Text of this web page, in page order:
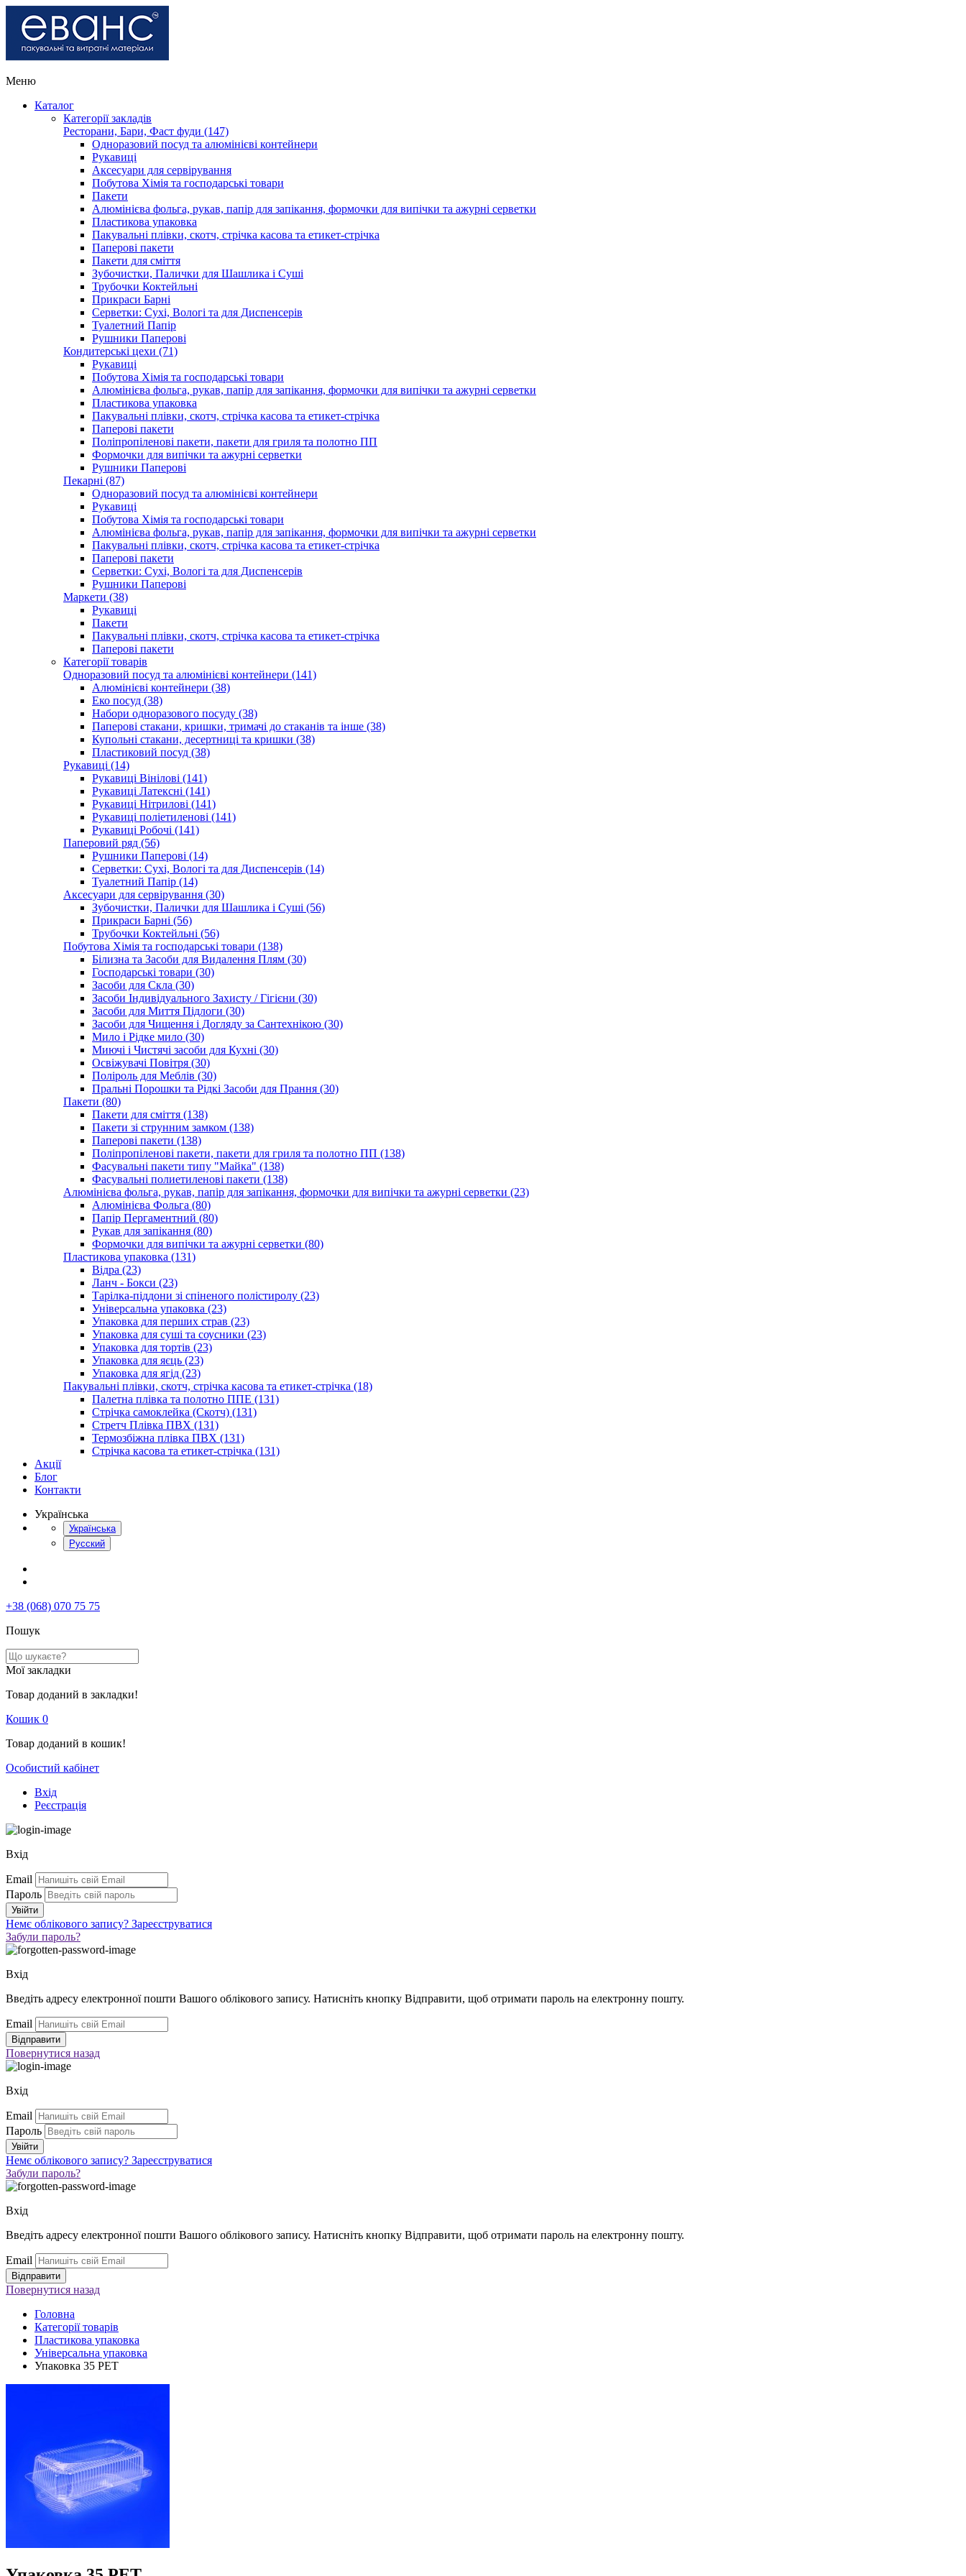
Меню
Каталог
Категорії закладів
Ресторани, Бари, Фаст фуди (147)
Одноразовий посуд та алюмінієві контейнери
Рукавиці
Аксесуари для сервірування
Побутова Хімія та господарські товари
Пакети
Алюмінієва фольга, рукав, папір для запікання, формочки для випічки та ажурні серветки
Пластикова упаковка
Пакувальні плівки, скотч, стрічка касова та етикет-стрічка
Паперові пакети
Пакети для сміття
Зубочистки, Палички для Шашлика і Суші
Трубочки Коктейльні
Прикраси Барні
Серветки: Сухі, Вологі та для Диспенсерів
Туалетний Папір
Рушники Паперові
Кондитерські цехи (71)
Рукавиці
Побутова Хімія та господарські товари
Алюмінієва фольга, рукав, папір для запікання, формочки для випічки та ажурні серветки
Пластикова упаковка
Пакувальні плівки, скотч, стрічка касова та етикет-стрічка
Паперові пакети
Поліпропіленові пакети, пакети для гриля та полотно ПП
Формочки для випічки та ажурні серветки
Рушники Паперові
Пекарні (87)
Одноразовий посуд та алюмінієві контейнери
Рукавиці
Побутова Хімія та господарські товари
Алюмінієва фольга, рукав, папір для запікання, формочки для випічки та ажурні серветки
Пакувальні плівки, скотч, стрічка касова та етикет-стрічка
Паперові пакети
Серветки: Сухі, Вологі та для Диспенсерів
Рушники Паперові
Маркети (38)
Рукавиці
Пакети
Пакувальні плівки, скотч, стрічка касова та етикет-стрічка
Паперові пакети
Категорії товарів
Одноразовий посуд та алюмінієві контейнери (141)
Алюмінієві контейнери (38)
Еко посуд (38)
Набори одноразового посуду (38)
Паперові стакани, кришки, тримачі до стаканів та інше (38)
Купольні стакани, десертниці та кришки (38)
Пластиковий посуд (38)
Рукавиці (14)
Рукавиці Вінілові (141)
Рукавиці Латексні (141)
Рукавиці Нітрилові (141)
Рукавиці поліетиленові (141)
Рукавиці Робочі (141)
Паперовий ряд (56)
Рушники Паперові (14)
Серветки: Сухі, Вологі та для Диспенсерів (14)
Туалетний Папір (14)
Аксесуари для сервірування (30)
Зубочистки, Палички для Шашлика і Суші (56)
Прикраси Барні (56)
Трубочки Коктейльні (56)
Побутова Хімія та господарські товари (138)
Білизна та Засоби для Видалення Плям (30)
Господарські товари (30)
Засоби для Скла (30)
Засоби Індивідуального Захисту / Гігієни (30)
Засоби для Миття Підлоги (30)
Засоби для Чищення і Догляду за Сантехнікою (30)
Мило і Рідке мило (30)
Миючі і Чистячі засоби для Кухні (30)
Освіжувачі Повітря (30)
Поліроль для Меблів (30)
Пральні Порошки та Рідкі Засоби для Прання (30)
Пакети (80)
Пакети для сміття (138)
Пакети зі струнним замком (138)
Паперові пакети (138)
Поліпропіленові пакети, пакети для гриля та полотно ПП (138)
Фасувальні пакети типу "Майка" (138)
Фасувальні полиетиленові пакети (138)
Алюмінієва фольга, рукав, папір для запікання, формочки для випічки та ажурні серветки (23)
Алюмінієва Фольга (80)
Папір Пергаментний (80)
Рукав для запікання (80)
Формочки для випічки та ажурні серветки (80)
Пластикова упаковка (131)
Відра (23)
Ланч - Бокси (23)
Тарілка-піддони зі спіненого полістиролу (23)
Універсальна упаковка (23)
Упаковка для перших страв (23)
Упаковка для суші та соусники (23)
Упаковка для тортів (23)
Упаковка для яєць (23)
Упаковка для ягід (23)
Пакувальні плівки, скотч, стрічка касова та етикет-стрічка (18)
Палетна плівка та полотно ППЕ (131)
Стрічка самоклейка (Скотч) (131)
Стретч Плівка ПВХ (131)
Термозбіжна плівка ПВХ (131)
Стрічка касова та етикет-стрічка (131)
Акції
Блог
Контакти
Українська
Українська
Русский
+38 (068) 070 75 75
Пошук
Мої закладки
Товар доданий в закладки!
Кошик 0
Товар доданий в кошик!
Особистий кабінет
Вхід
Реєстрація
Вхід
Email
Пароль
Немє облікового запису? Зареєструватися
Забули пароль?
Вхід
Введіть адресу електронної пошти Вашого облікового запису. Натисніть кнопку Відправити, щоб отримати пароль на електронну пошту.
Email
Повернутися назад
Вхід
Email
Пароль
Немє облікового запису? Зареєструватися
Забули пароль?
Вхід
Введіть адресу електронної пошти Вашого облікового запису. Натисніть кнопку Відправити, щоб отримати пароль на електронну пошту.
Email
Повернутися назад
Головна
Категорії товарів
Пластикова упаковка
Універсальна упаковка
Упаковка 35 РЕТ